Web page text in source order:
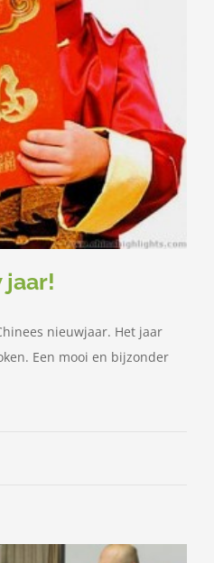
jaar!
nieuwjaar. Het jaar
Een mooi en bijzonder